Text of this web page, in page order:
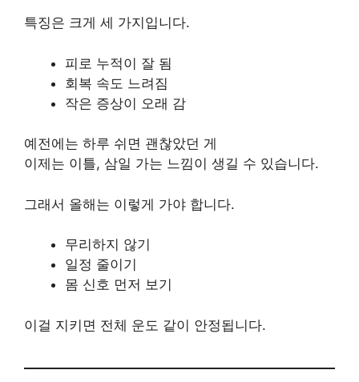
특징은 크게 세 가지입니다.
피로 누적이 잘 됨
회복 속도 느려짐
작은 증상이 오래 감
예전에는 하루 쉬면 괜찮았던 게
이제는 이틀, 삼일 가는 느낌이 생길 수 있습니다.
그래서 올해는 이렇게 가야 합니다.
무리하지 않기
일정 줄이기
몸 신호 먼저 보기
이걸 지키면 전체 운도 같이 안정됩니다.